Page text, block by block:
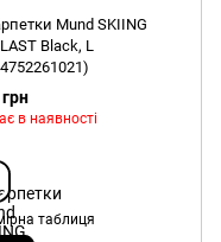
Mund SKIING
Black, L
в наявності
таблиця